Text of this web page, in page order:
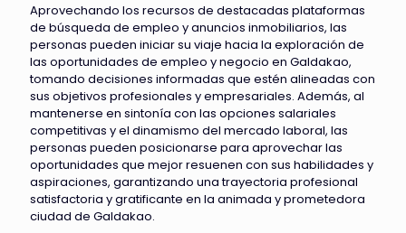
Aprovechando los recursos de destacadas plataformas
de búsqueda de empleo y anuncios inmobiliarios, las
personas pueden iniciar su viaje hacia la exploración de
las oportunidades de empleo y negocio en Galdakao,
tomando decisiones informadas que estén alineadas con
sus objetivos profesionales y empresariales. Además, al
mantenerse en sintonía con las opciones salariales
competitivas y el dinamismo del mercado laboral, las
personas pueden posicionarse para aprovechar las
oportunidades que mejor resuenen con sus habilidades y
aspiraciones, garantizando una trayectoria profesional
satisfactoria y gratificante en la animada y prometedora
ciudad de Galdakao.